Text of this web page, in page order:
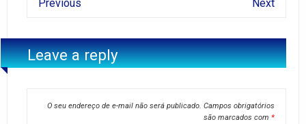
Previous Next
Leave a reply
O seu endereço de e-mail não será publicado. Campos obrigatórios
são marcados com *